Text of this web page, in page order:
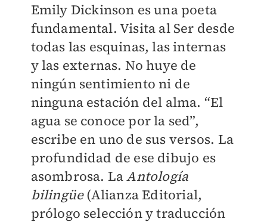
Emily Dickinson es una poeta
fundamental. Visita al Ser desde
todas las esquinas, las internas
y las externas. No huye de
ningún sentimiento ni de
ninguna estación del alma. “El
agua se conoce por la sed”,
escribe en uno de sus versos. La
profundidad de ese dibujo es
asombrosa. LaAntología
bilingüe(Alianza Editorial,
prólogo selección y traducción